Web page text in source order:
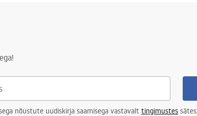
nõustute uudiskirja saamisega vastavalt tingimustes